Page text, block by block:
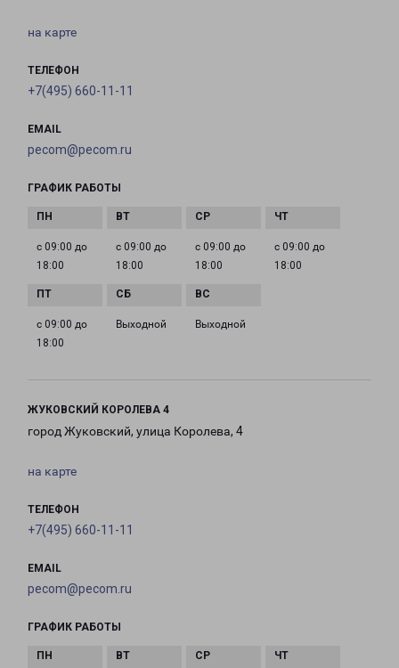
на карте
ТЕЛЕФОН
+7(495) 660-11-11
EMAIL
pecom@pecom.ru
ГРАФИК РАБОТЫ
с 09:00 до
18:00
с 09:00 до
18:00
с 09:00 до
18:00
с 09:00 до
18:00
с 09:00 до
18:00
Выходной Выходной
ЖУКОВСКИЙ КОРОЛЕВА 4
город Жуковский, улица Королева, 4
на карте
ТЕЛЕФОН
+7(495) 660-11-11
EMAIL
pecom@pecom.ru
ГРАФИК РАБОТЫ